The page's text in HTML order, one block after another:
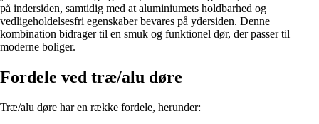
på indersiden, samtidig med at aluminiumets holdbarhed og
vedligeholdelsesfri egenskaber bevares på ydersiden. Denne
kombination bidrager til en smuk og funktionel dør, der passer til
moderne boliger.
Fordele ved træ/alu døre
Træ/alu døre har en række fordele, herunder: